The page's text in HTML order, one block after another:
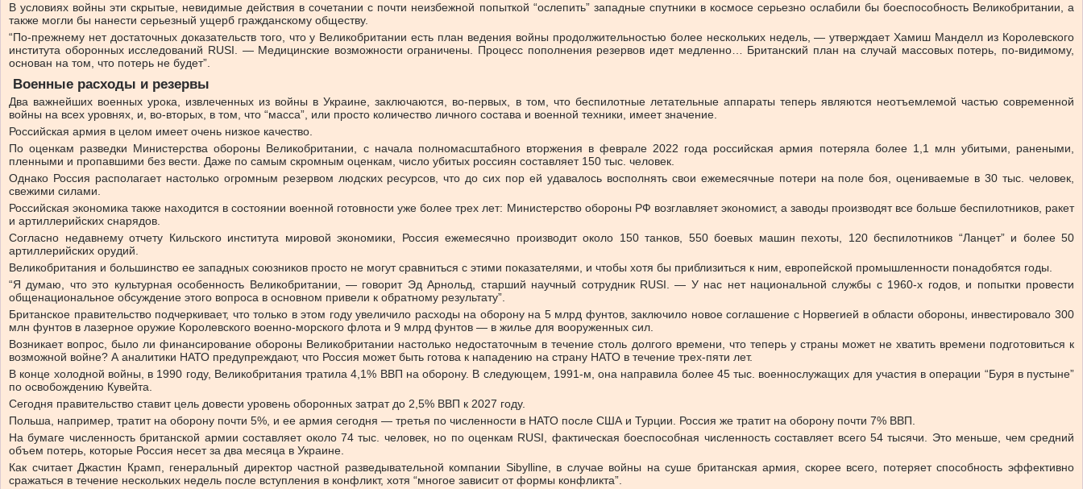
В условиях войны эти скрытые, невидимые действия в сочетании с почти неизбежной попыткой “ослепить” западные спутники в космосе серьезно ослабили бы боеспособность Великобритании, а
также могли бы нанести серьезный ущерб гражданскому обществу.
“По-прежнему нет достаточных доказательств того, что у Великобритании есть план ведения войны продолжительностью более нескольких недель, — утверждает Хамиш Манделл из Королевского
института оборонных исследований RUSI. — Медицинские возможности ограничены. Процесс пополнения резервов идет медленно… Британский план на случай массовых потерь, по-видимому,
основан на том, что потерь не будет”.
Военные расходы и резервы
Два важнейших военных урока, извлеченных из войны в Украине, заключаются, во-первых, в том, что беспилотные летательные аппараты теперь являются неотъемлемой частью современной
войны на всех уровнях, и, во-вторых, в том, что “масса”, или просто количество личного состава и военной техники, имеет значение.
Российская армия в целом имеет очень низкое качество.
По оценкам разведки Министерства обороны Великобритании, с начала полномасштабного вторжения в феврале 2022 года российская армия потеряла более 1,1 млн убитыми, ранеными,
пленными и пропавшими без вести. Даже по самым скромным оценкам, число убитых россиян составляет 150 тыс. человек.
Однако Россия располагает настолько огромным резервом людских ресурсов, что до сих пор ей удавалось восполнять свои ежемесячные потери на поле боя, оцениваемые в 30 тыс. человек,
свежими силами.
Российская экономика также находится в состоянии военной готовности уже более трех лет: Министерство обороны РФ возглавляет экономист, а заводы производят все больше беспилотников, ракет
и артиллерийских снарядов.
Согласно недавнему отчету Кильского института мировой экономики, Россия ежемесячно производит около 150 танков, 550 боевых машин пехоты, 120 беспилотников “Ланцет” и более 50
артиллерийских орудий.
Великобритания и большинство ее западных союзников просто не могут сравниться с этими показателями, и чтобы хотя бы приблизиться к ним, европейской промышленности понадобятся годы.
“Я думаю, что это культурная особенность Великобритании, — говорит Эд Арнольд, старший научный сотрудник RUSI. — У нас нет национальной службы с 1960-х годов, и попытки провести
общенациональное обсуждение этого вопроса в основном привели к обратному результату”.
Британское правительство подчеркивает, что только в этом году увеличило расходы на оборону на 5 млрд фунтов, заключило новое соглашение с Норвегией в области обороны, инвестировало 300
млн фунтов в лазерное оружие Королевского военно-морского флота и 9 млрд фунтов — в жилье для вооруженных сил.
Возникает вопрос, было ли финансирование обороны Великобритании настолько недостаточным в течение столь долгого времени, что теперь у страны может не хватить времени подготовиться к
возможной войне? А аналитики НАТО предупреждают, что Россия может быть готова к нападению на страну НАТО в течение трех-пяти лет.
В конце холодной войны, в 1990 году, Великобритания тратила 4,1% ВВП на оборону. В следующем, 1991-м, она направила более 45 тыс. военнослужащих для участия в операции “Буря в пустыне”
по освобождению Кувейта.
Сегодня правительство ставит цель довести уровень оборонных затрат до 2,5% ВВП к 2027 году.
Польша, например, тратит на оборону почти 5%, и ее армия сегодня — третья по численности в НАТО после США и Турции. Россия же тратит на оборону почти 7% ВВП.
На бумаге численность британской армии составляет около 74 тыс. человек, но по оценкам RUSI, фактическая боеспособная численность составляет всего 54 тысячи. Это меньше, чем средний
объем потерь, которые Россия несет за два месяца в Украине.
Как считает Джастин Крамп, генеральный директор частной разведывательной компании Sibylline, в случае войны на суше британская армия, скорее всего, потеряет способность эффективно
сражаться в течение нескольких недель после вступления в конфликт, хотя “многое зависит от формы конфликта”.